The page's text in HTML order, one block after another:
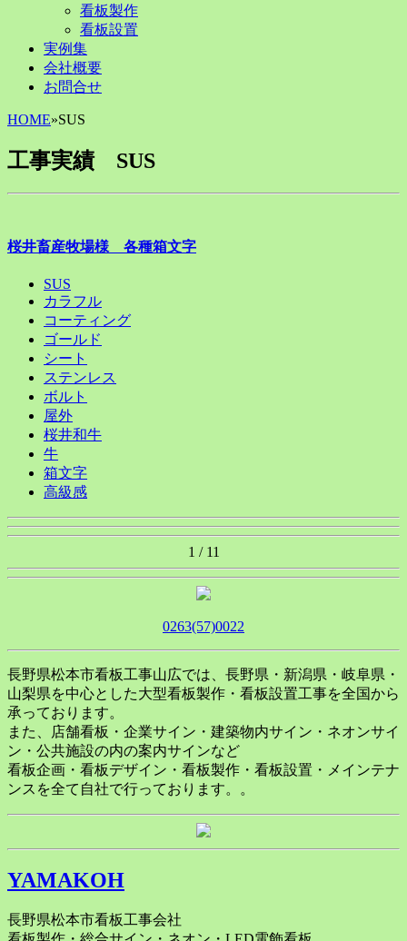
看板製作
看板設置
実例集
会社概要
お問合せ
HOME»SUS
工事実績 SUS
桜井畜産牧場様 各種箱文字
SUS
カラフル
コーティング
ゴールド
シート
ステンレス
ボルト
屋外
桜井和牛
牛
箱文字
高級感
1 / 11
0263(57)0022
長野県松本市看板工事山広では、長野県・新潟県・岐阜県・
山梨県を中心とした大型看板製作・看板設置工事を全国から
承っております。
また、店舗看板・企業サイン・建築物内サイン・ネオンサイ
ン・公共施設の内の案内サインなど
看板企画・看板デザイン・看板製作・看板設置・メインテナ
ンスを全て自社で行っております。。
YAMAKOH
長野県松本市看板工事会社